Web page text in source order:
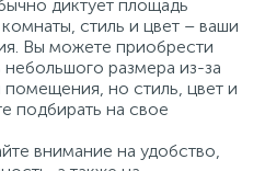
диктует площадь
стиль и цвет – ваши
Вы можете приобрести
размера из-за
но стиль, цвет и
подбирать на свое
внимание на удобство,